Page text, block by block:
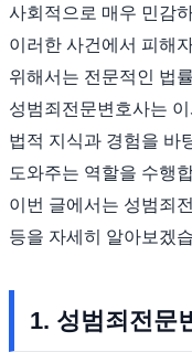
사회적으로 매우 민감
이러한 사건에서 피해
위해서는 전문적인 법
성범죄전문변호사는
법적 지식과 경험을 바
도와주는 역할을 수행
이번 글에서는 성범죄
등을 자세히 알아보겠
1. 성범죄전문